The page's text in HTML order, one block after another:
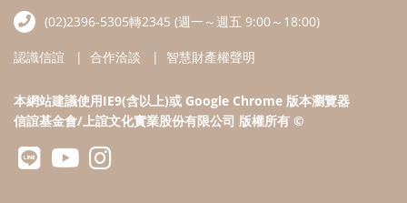
(02)2396-5305轉2345 (週一～週五 9:00～18:00)
認識信誼 合作洽談 智慧財產權聲明
本網站建議使用IE9(含以上)或 Google Chrome 版本瀏覽器
信誼基金會/上誼文化實業股份有限公司 版權所有 ©